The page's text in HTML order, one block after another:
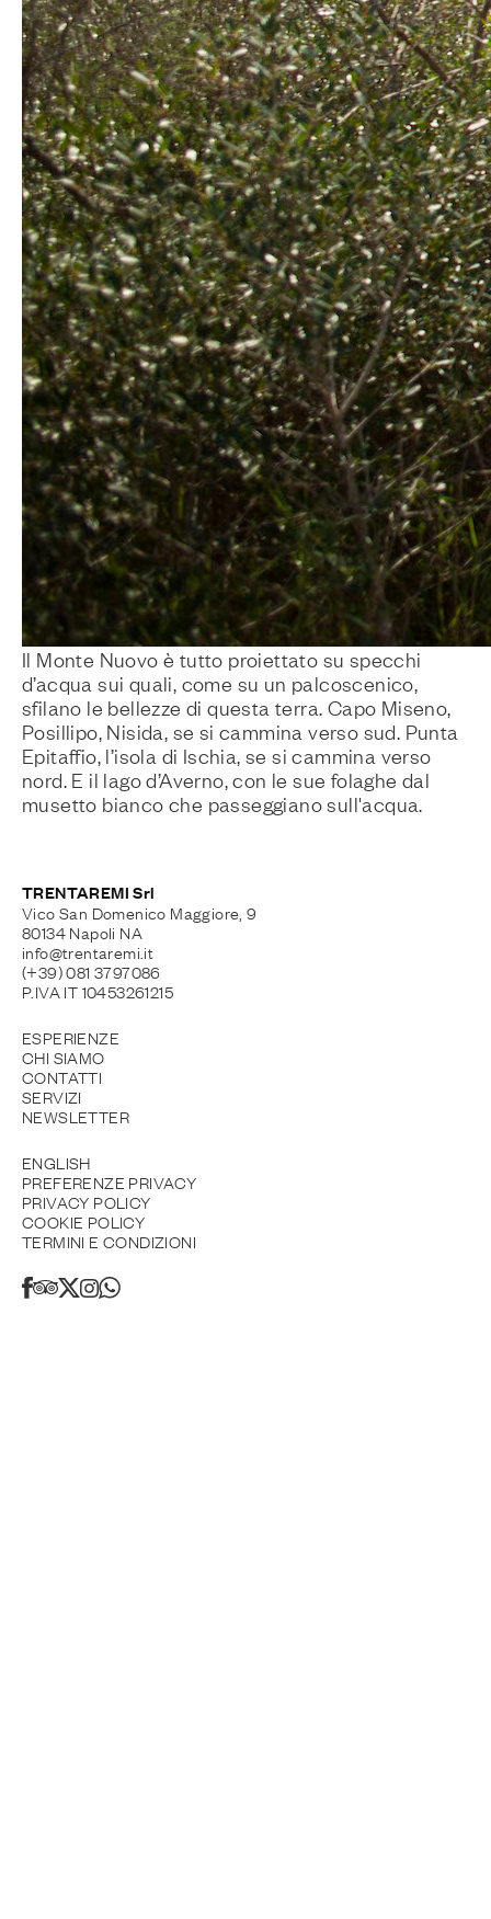
Il Monte Nuovo è tutto proiettato su specchi
d’acqua sui quali, come su un palcoscenico,
sfilano le bellezze di questa terra. Capo Miseno,
Posillipo, Nisida, se si cammina verso sud. Punta
Epitaffio, l’isola di Ischia, se si cammina verso
nord. E il lago d’Averno, con le sue folaghe dal
musetto bianco che passeggiano sull'acqua.
TRENTAREMI Srl
Vico San Domenico Maggiore, 9
80134 Napoli NA
info@trentaremi.it
(+39) 081 3797086
P.IVA IT 10453261215
ESPERIENZE
CHI SIAMO
CONTATTI
SERVIZI
NEWSLETTER
ENGLISH
PREFERENZE PRIVACY
PRIVACY POLICY
COOKIE POLICY
TERMINI E CONDIZIONI